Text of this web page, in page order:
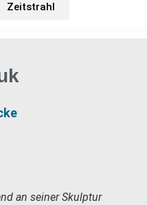
Zeitstrahl
an seiner Skulptur